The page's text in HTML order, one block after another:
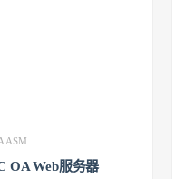
OA Web服务器